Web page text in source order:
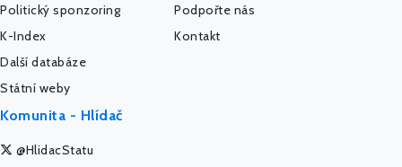
Politický sponzoring
K-Index
Další databáze
Státní weby
Podpořte nás
Kontakt
Komunita - Hlídač
@HlidacStatu